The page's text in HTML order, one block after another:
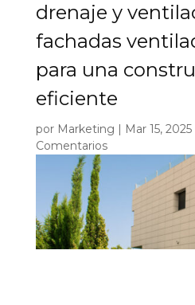
drenaje y
fachadas
para una
eficiente
por Marketing | Mar 15, 2025
Comentarios